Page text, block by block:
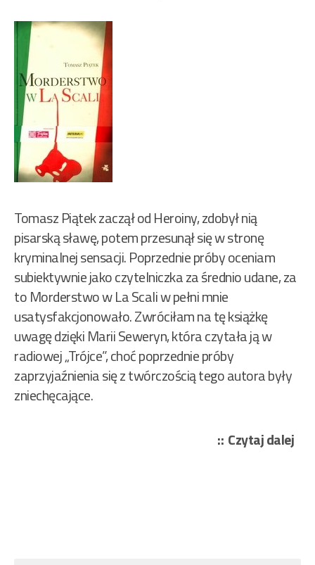
Tomasz Piątek zaczął od Heroiny, zdobył nią
pisarską sławę, potem przesunął się w stronę
kryminalnej sensacji. Poprzednie próby oceniam
subiektywnie jako czytelniczka za średnio udane, za
to Morderstwo w La Scali w pełni mnie
usatysfakcjonowało. Zwróciłam na tę książkę
uwagę dzięki Marii Seweryn, która czytała ją w
radiowej „Trójce”, choć poprzednie próby
zaprzyjaźnienia się z twórczością tego autora były
zniechęcające.
Czytaj dalej